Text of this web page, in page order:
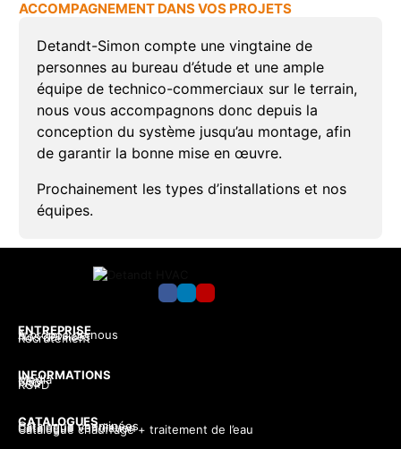
ACCOMPAGNEMENT DANS VOS PROJETS
Detandt-Simon compte une vingtaine de
personnes au bureau d’étude et une ample
équipe de technico-commerciaux sur le terrain,
nous vous accompagnons donc depuis la
conception du système jusqu’au montage, afin
de garantir la bonne mise en œuvre.
Prochainement les types d’installations et nos
équipes.
ENTREPRISE
A propos de nous
Nos services
Recrutement
INFORMATIONS
Média
CGV
FAQ
RGPD
CATALOGUES
Catalogue cheminées
Catalogue ventilation
Catalogue chauffage + traitement de l’eau